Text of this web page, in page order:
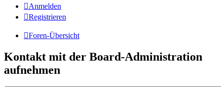
Anmelden
Registrieren
Foren-Übersicht
Kontakt mit der Board-Administration
aufnehmen